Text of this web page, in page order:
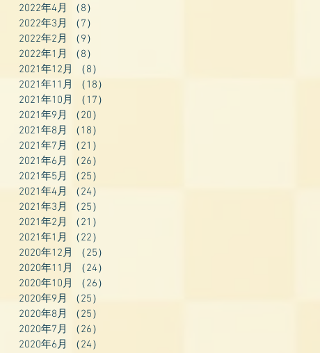
2022年4月
（8）
2022年3月
（7）
2022年2月
（9）
2022年1月
（8）
2021年12月
（8）
2021年11月
（18）
2021年10月
（17）
2021年9月
（20）
2021年8月
（18）
2021年7月
（21）
2021年6月
（26）
2021年5月
（25）
2021年4月
（24）
2021年3月
（25）
2021年2月
（21）
2021年1月
（22）
2020年12月
（25）
2020年11月
（24）
2020年10月
（26）
2020年9月
（25）
2020年8月
（25）
2020年7月
（26）
2020年6月
（24）